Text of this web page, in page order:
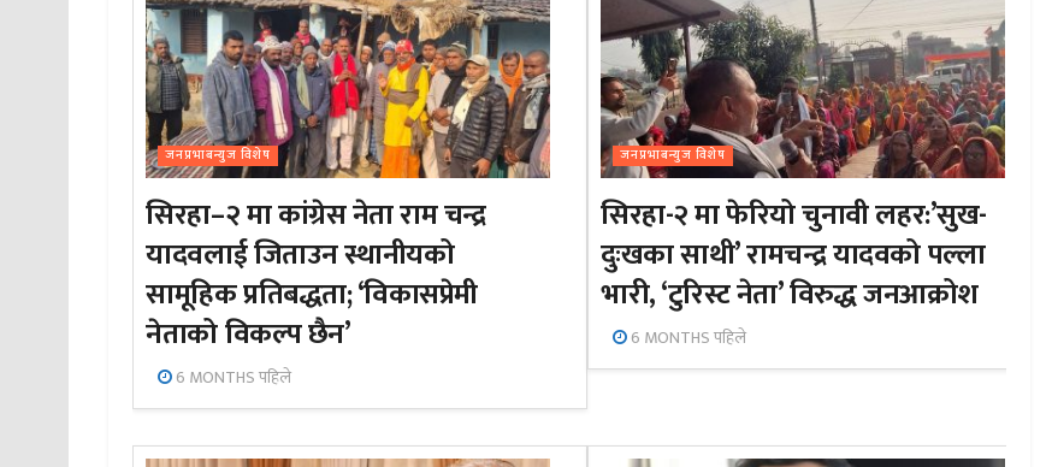
जनप्रभाबन्युज विशेष
सिरहा–२ मा कांग्रेस नेता राम चन्द्र
यादवलाई जिताउन स्थानीयको
सामूहिक प्रतिबद्धता; ‘विकासप्रेमी
नेताको विकल्प छैन’
6 MONTHS पहिले
जनप्रभाबन्युज विशेष
सिरहा-२ मा फेरियो चुनावी लहर:’सुख-
दुःखका साथी’ रामचन्द्र यादवको पल्ला
भारी, ‘टुरिस्ट नेता’ विरुद्ध जनआक्रोश
6 MONTHS पहिले